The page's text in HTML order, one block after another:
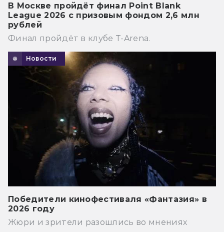
В Москве пройдёт финал Point Blank
League 2026 с призовым фондом 2,6 млн
рублей
Финал пройдёт в клубе T-Arena.
Новости
Победители кинофестиваля «Фантазия» в
2026 году
Жюри и зрители разошлись во мнениях